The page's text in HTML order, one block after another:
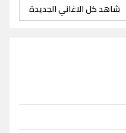
شاهد كل الاغاني الجديدة